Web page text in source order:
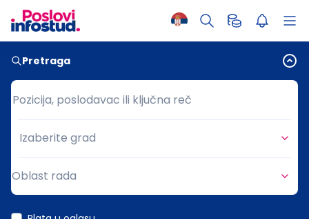
Pretraga
Pozicija, poslodavac ili ključna reč
Pozicija, poslodavac ili ključna reč
Grad
Izaberite grad
Oblast rada